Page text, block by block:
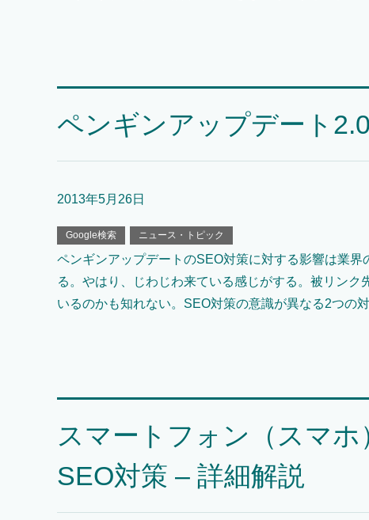
ペンギンアップデート2.0
2013年5月26日
Google検索 ニュース・トピック
ペンギンアップデートのSEO対策に対する影響は業
る。やはり、じわじわ来ている感じがする。被リン
いるのかも知れない。SEO対策の意識が異なる2つの
スマートフォン（スマ
SEO対策 – 詳細解説